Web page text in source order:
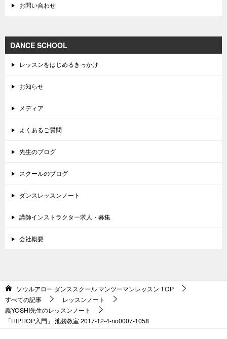
お問い合わせ
DANCE SCHOOL
レッスンをはじめるきっかけ
お知らせ
メディア
よくあるご質問
先生のブログ
スクールのブログ
ダンスレッスンノート
講師インストラクター求人・募集
会社概要
ソウルアロー ダンススクール マンツーマンレッスン TOP
すべての記事
レッスンノート
義YOSHI先生のレッスンノート
「HIPHOP入門」 池袋教室 2017-12-4-no0007-1058